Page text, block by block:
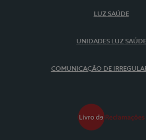
LUZ SAÚDE
UNIDADES LUZ SAÚDE
COMUNICAÇÃO DE